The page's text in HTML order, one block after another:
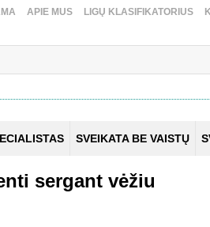
APIE MUS LIGŲ KLASIFIKATORIUS
SVEIKATA BE VAISTŲ
sergant vėžiu